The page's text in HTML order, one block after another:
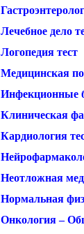
Лечебное дело
Логопедия тест
Медицинская
Инфекционные
Клиническая
Кардиология
Неотложная
Нормальная
Онкология –